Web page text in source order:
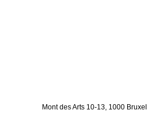
Mont des Arts 10-13, 1000